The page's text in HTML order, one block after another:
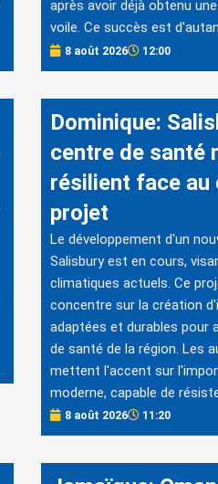
après avoir déjà obtenu
voile. Ce succès est
8 août 2026 12:00
Dominique:
centre de santé
résilient face au
projet
Le développement d'un
Salisbury est en cours,
climatiques actuels. Ce
concentre sur la création
adaptées et durables pour
de santé de la région. Les
mettent l'accent sur
moderne, capable de
8 août 2026 11:20